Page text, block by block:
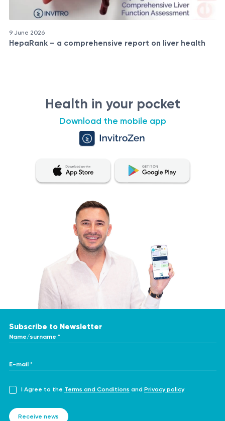
9 June 2026
HepaRank – a comprehensive report on liver health
Health in your pocket
Download the mobile app
Subscribe to Newsletter
Name/surname *
E-mail *
I Agree to the Terms and Conditions and Privacy policy
Receive news